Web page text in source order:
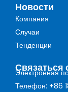
Новости
Компания
Случаи
Тенденции
Связаться
Электронная
Телефон: +86